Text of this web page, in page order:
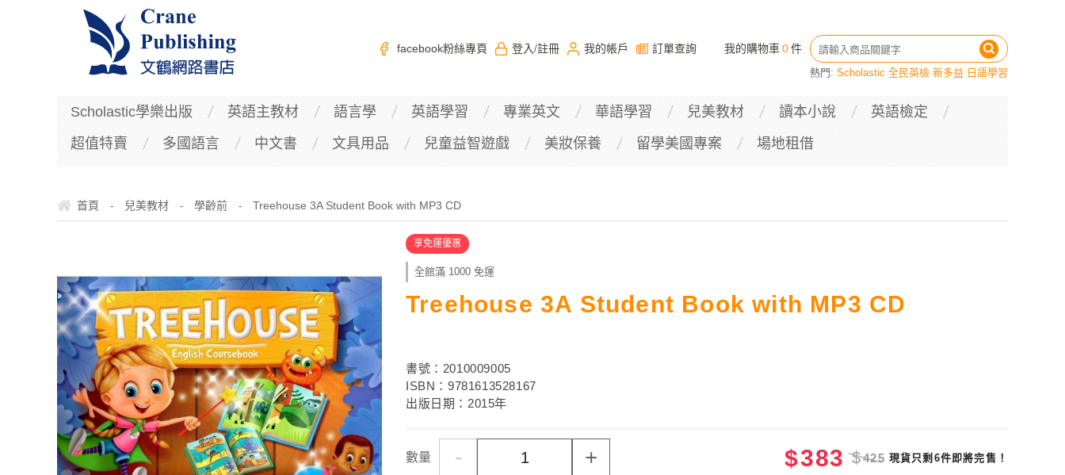
facebook粉絲專頁 登入 /註冊 我的帳戶 訂單查詢 我的購物車 0件
熱門: Scholastic 全民英檢 新多益 日語學習
Scholastic學樂出版 英語主教材 語言學 英語學習 專業英文 華語學習 兒美教材 讀本小說
英語檢定
超值特賣
多國語言 中文書 文具用品 兒童益智遊戲 美妝保養 留學美國專案 場地租借
首頁 - 兒美教材 - 學齡前 - Treehouse 3A Student Book with MP3 CD
享免運優惠
全館滿 1000 免運
Treehouse 3A Student Book with MP3 CD
書號：2010009005
ISBN：9781613528167
出版日期：2015年
數量 - + $383 $425 現貨只剩6件即將完售！